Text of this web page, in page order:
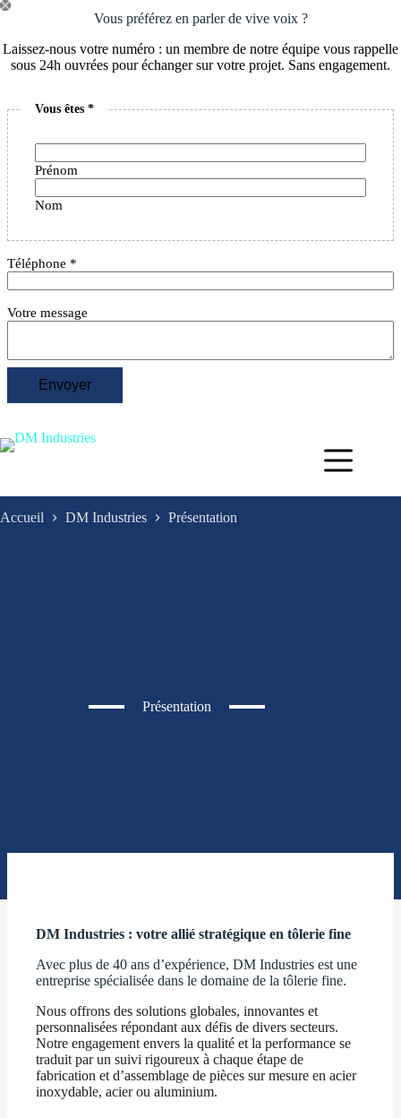
Passer
Vous préférez en parler de vive voix ?
Laissez-nous votre numéro : un membre de notre équipe vous rappelle
sous 24h ouvrées pour échanger sur votre projet. Sans engagement.
Vous êtes *
Prénom
Nom
Téléphone *
Votre message
Envoyer
Accueil DM Industries Présentation
Présentation
DM Industries : votre allié stratégique en tôlerie fine
Avec plus de 40 ans d’expérience, DM Industries est une
entreprise spécialisée dans le domaine de la tôlerie fine.
Nous offrons des solutions globales, innovantes et
personnalisées répondant aux défis de divers secteurs.
Notre engagement envers la qualité et la performance se
traduit par un suivi rigoureux à chaque étape de
fabrication et d’assemblage de pièces sur mesure en acier
inoxydable, acier ou aluminium.